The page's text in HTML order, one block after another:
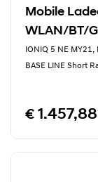
Mobile
WLAN/BT/
IONIQ 5 NE
BASE LINE Short
€